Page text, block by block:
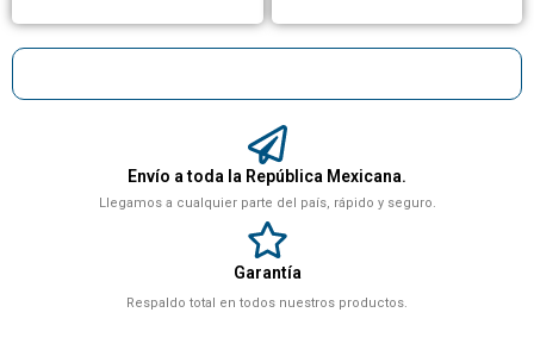
Envío a toda la República Mexicana.
Llegamos a cualquier parte del país, rápido y seguro.
Garantía
Respaldo total en todos nuestros productos.